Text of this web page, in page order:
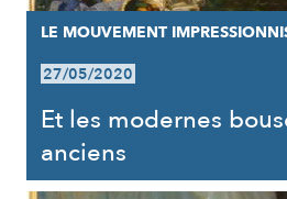
LE MOUVEMENT
27/05/2020
Et les modernes
anciens